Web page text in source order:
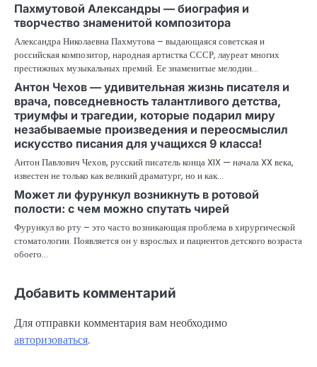
Пахмутовой Александры — биография и
творчество знаменитой композитора
Александра Николаевна Пахмутова – выдающаяся советская и
российская композитор, народная артистка СССР, лауреат многих
престижных музыкальных премий. Ее знаменитые мелодии…
Антон Чехов — удивительная жизнь писателя и
врача, повседневность талантливого детства,
триумфы и трагедии, которые подарил миру
незабываемые произведения и переосмыслил
искусство писания для учащихся 9 класса!
Антон Павлович Чехов, русский писатель конца XIX — начала XX века,
известен не только как великий драматург, но и как…
Может ли фурункул возникнуть в ротовой
полости: с чем можно спутать чирей
Фурункул во рту – это часто возникающая проблема в хирургической
стоматологии. Появляется он у взрослых и пациентов детского возраста
обоего…
Добавить комментарий
Для отправки комментария вам необходимо
авторизоваться.